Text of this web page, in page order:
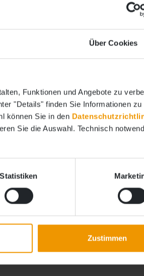
Über Cookies
Funktionen und Angebote zu
"Details" finden Sie Informationen zu
können Sie in den
Sie die Auswahl. Technisch
Statistiken
Zustimmen